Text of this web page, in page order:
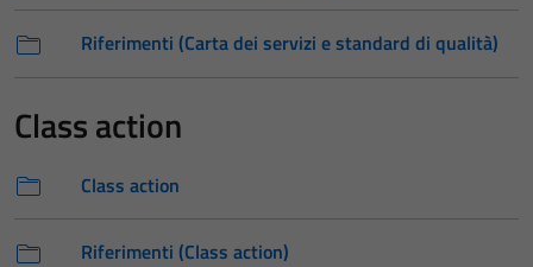
Riferimenti (Carta dei servizi e standard di qualità)
Class action
Class action
Riferimenti (Class action)